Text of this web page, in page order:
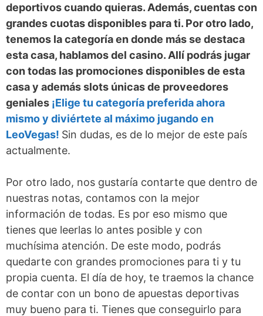
deportivos cuando quieras. Además, cuentas con
grandes cuotas disponibles para ti. Por otro lado,
tenemos la categoría en donde más se destaca
esta casa, hablamos del casino. Allí podrás jugar
con todas las promociones disponibles de esta
casa y además slots únicas de proveedores
geniales ¡Elige tu categoría preferida ahora
mismo y diviértete al máximo jugando en
LeoVegas! Sin dudas, es de lo mejor de este país
actualmente.
Por otro lado, nos gustaría contarte que dentro de
nuestras notas, contamos con la mejor
información de todas. Es por eso mismo que
tienes que leerlas lo antes posible y con
muchísima atención. De este modo, podrás
quedarte con grandes promociones para ti y tu
propia cuenta. El día de hoy, te traemos la chance
de contar con un bono de apuestas deportivas
muy bueno para ti. Tienes que conseguirlo para